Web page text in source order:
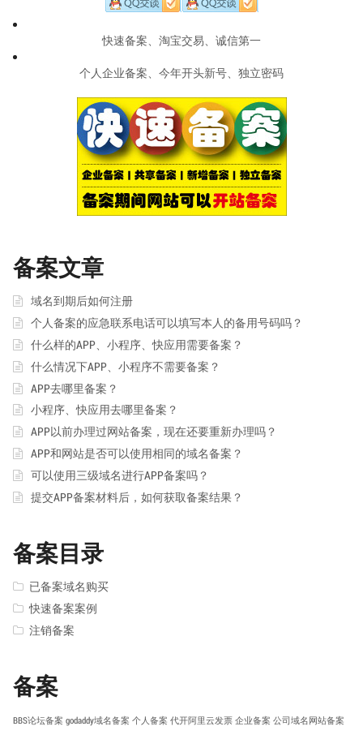
快速备案、淘宝交易、诚信第一
个人企业备案、今年开头新号、独立密码
备案文章
域名到期后如何注册
个人备案的应急联系电话可以填写本人的备用号码吗？
什么样的APP、小程序、快应用需要备案？
什么情况下APP、小程序不需要备案？
APP去哪里备案？
小程序、快应用去哪里备案？
APP以前办理过网站备案，现在还要重新办理吗？
APP和网站是否可以使用相同的域名备案？
可以使用三级域名进行APP备案吗？
提交APP备案材料后，如何获取备案结果？
备案目录
已备案域名购买
快速备案案例
注销备案
备案
BBS论坛备案 godaddy域名备案 个人备案 代开阿里云发票 企业备案 公司域名网站备案